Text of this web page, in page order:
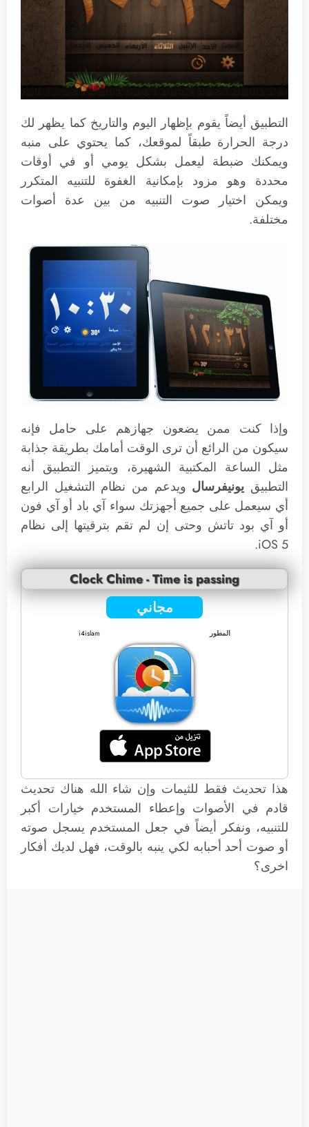
التطبيق أيضاً يقوم بإظهار اليوم والتاريخ كما يظهر لك
درجة الحرارة طبقاً لموقعك، كما يحتوي على منبه
ويمكنك ضبطة ليعمل بشكل يومي أو في أوقات
محددة وهو مزود بإمكانية الغفوة للتنبيه المتكرر
ويمكن اختيار صوت التنبيه من بين عدة أصوات
مختلفة.
وإذا كنت ممن يضعون جهازهم على حامل فإنه
سيكون من الرائع أن ترى الوقت أمامك بطريقة جذابة
مثل الساعة المكتبية الشهيرة، ويتميز التطبيق أنه
التطبيقيونيفرسال ويدعم من نظام التشغيل الرابع
أي سيعمل على جميع أجهزتك سواء آي باد أو آي فون
أو آي بود تاتش وحتى إن لم تقم بترقيتها إلى نظام
iOS 5.
Clock Chime - Time is passing
مجاني
المطور i4islam
هذا تحديث فقط للثيمات وإن شاء الله هناك تحديث
قادم في الأصوات وإعطاء المستخدم خيارات أكبر
للتنبيه، ونفكر أيضاً في جعل المستخدم يسجل صوته
أو صوت أحد أحبابه لكي ينبه بالوقت، فهل لديك أفكار
اخرى؟